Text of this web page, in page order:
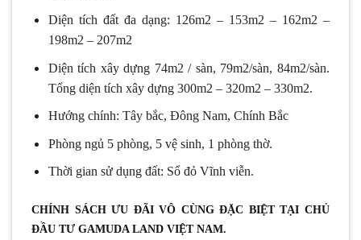
Diện tích đất đa dạng: 126m2 – 153m2 – 162m2 –
198m2 – 207m2
Diện tích xây dựng 74m2 / sàn, 79m2/sàn, 84m2/sàn.
Tổng diện tích xây dựng 300m2 – 320m2 – 330m2.
Hướng chính: Tây bắc, Đông Nam, Chính Bắc
Phòng ngủ 5 phòng, 5 vệ sinh, 1 phòng thờ.
Thời gian sử dụng đất: Sổ đỏ Vĩnh viễn.
CHÍNH SÁCH ƯU ĐÃI VÔ CÙNG ĐẶC BIỆT TẠI CHỦ
ĐẦU TƯ GAMUDA LAND VIỆT NAM.